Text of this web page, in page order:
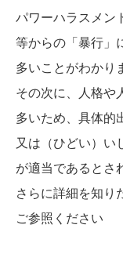
パワーハラスメン
等からの「暴行」
多いことがわかり
その次に、人格や
多いため、具体的
又は（ひどい）い
が適当であるとさ
さらに詳細を知り
ご参照ください